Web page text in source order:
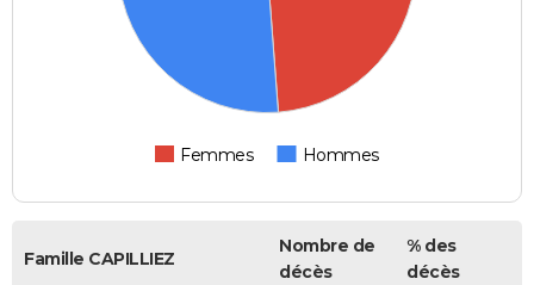
Femmes Hommes
Famille CAPILLIEZ
Nombre de
décès
% des
décès